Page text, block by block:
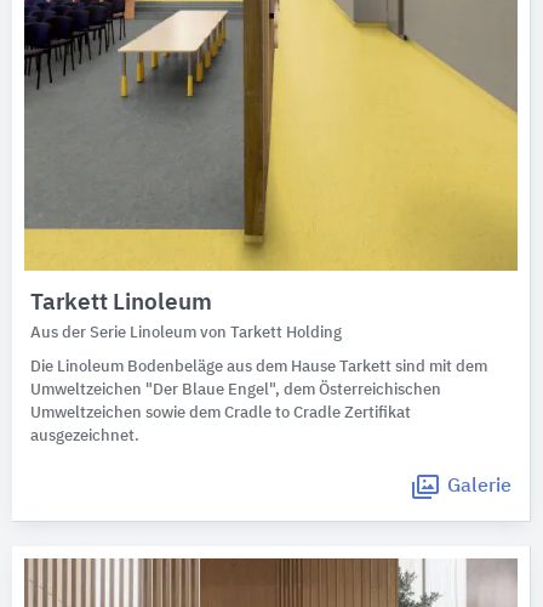
Tarkett Linoleum
Aus der Serie Linoleum von Tarkett Holding
Die Linoleum Bodenbeläge aus dem Hause Tarkett sind mit dem
Umweltzeichen "Der Blaue Engel", dem Österreichischen
Umweltzeichen sowie dem Cradle to Cradle Zertifikat
ausgezeichnet.
Galerie